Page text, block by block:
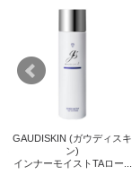
GAUDISKIN (ガウディスキ
ン)
インナーモイストTAロー...